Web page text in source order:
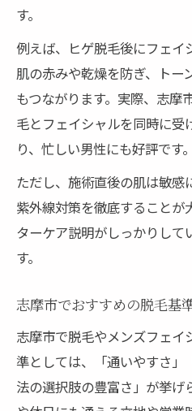
す。
例えば、ヒゲ脱毛後にフェイ
肌の赤みや乾燥を防ぎ、トー
もつながります。実際、志摩
毛とフェイシャルを同時に受
り、忙しい男性にも好評です。
ただし、施術直後の肌は敏感
紫外線対策を徹底することが
ターケア説明がしっかりして
す。
志摩市でおすすめの脱毛基
志摩市で脱毛やメンズフェ
準としては、「通いやすさ」
法の選択肢の豊富さ」が挙げ